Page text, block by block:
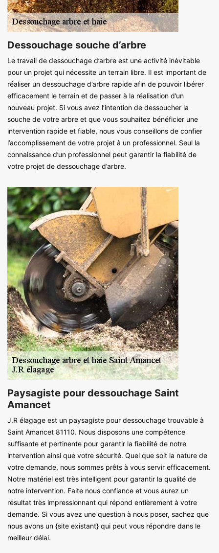
Dessouchage souche d’arbre
Le travail de dessouchage d’arbre est une activité inévitable
pour un projet qui nécessite un terrain libre. Il est important de
réaliser un dessouchage d’arbre rapide afin de pouvoir libérer
efficacement le terrain et de passer à la réalisation d’un
nouveau projet. Si vous avez l’intention de dessoucher la
souche de votre arbre et que vous souhaitez bénéficier une
intervention rapide et fiable, nous vous conseillons de confier
l’accomplissement de votre projet à un professionnel. Seul la
connaissance d’un professionnel peut garantir la fiabilité de
votre projet de dessouchage d’arbre.
Paysagiste pour dessouchage Saint
Amancet
J.R élagage est un paysagiste pour dessouchage trouvable à
Saint Amancet 81110. Nous disposons une compétence
suffisante et pertinente pour garantir la fiabilité de notre
intervention ainsi que votre sécurité. Quel que soit la nature de
votre demande, nous sommes prêts à vous servir efficacement.
Notre matériel est très intelligent pour garantir la qualité de
notre intervention. Faite nous confiance et vous aurez un
résultat très impressionnant qui répond entièrement à votre
demande. Si vous avez une question à nous poser, sachez que
nous avons un {site existant} qui peut vous répondre dans le
meilleur délai.